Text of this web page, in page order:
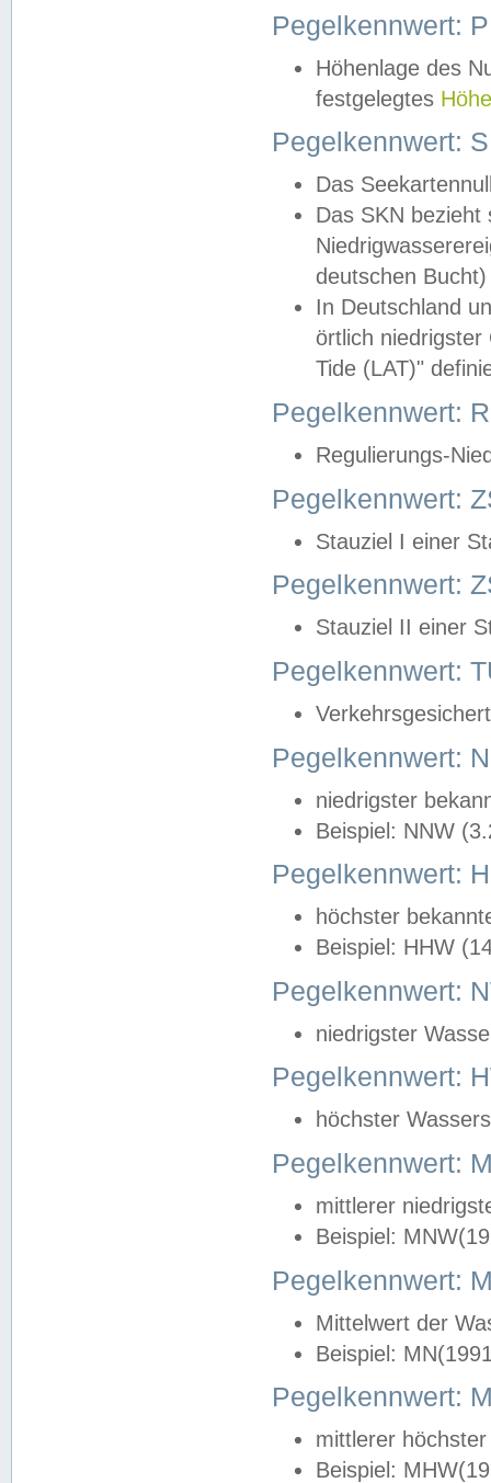
Pegelkennwert:
Höhenlage des
festgelegtes
Pegelkennwert:
Das
Das SKN
deutschen
In Deutschland
örtlich
Tide (LAT)"
Pegelkennwert:
Regulierungs-
Pegelkennwert:
Stauziel I einer
Pegelkennwert:
Stauziel II einer
Pegelkennwert:
Pegelkennwert:
niedrigster
Beispiel: NNW
Pegelkennwert:
höchster
Beispiel: HHW
Pegelkennwert:
niedrigster
Pegelkennwert:
höchster
Pegelkennwert:
mittlerer
Beispiel:
Pegelkennwert:
Mittelwert der
Beispiel:
Pegelkennwert:
mittlerer
Beispiel: